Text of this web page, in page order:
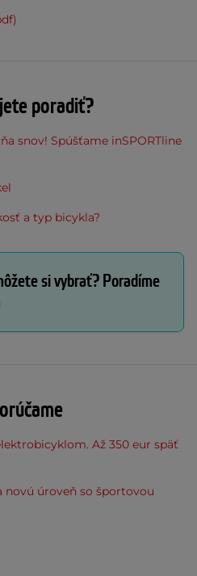
poradiť?
snov! Spúšťame inSPORTline
a typ bicykla?
si vybrať? Poradíme
Až 350 eur späť
novú úroveň so športovou